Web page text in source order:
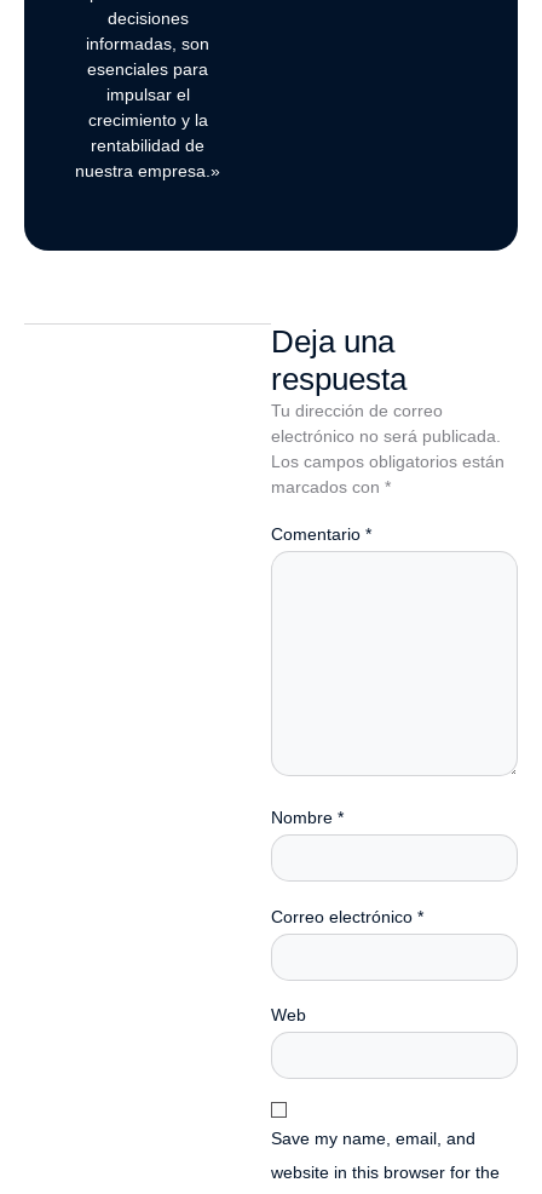
decisiones
informadas, son
esenciales para
impulsar el
crecimiento y la
rentabilidad de
nuestra empresa.»
Deja una
respuesta
Tu dirección de correo
electrónico no será publicada.
Los campos obligatorios están
marcados con *
Comentario *
Nombre *
Correo electrónico *
Web
Save my name, email, and
website in this browser for the